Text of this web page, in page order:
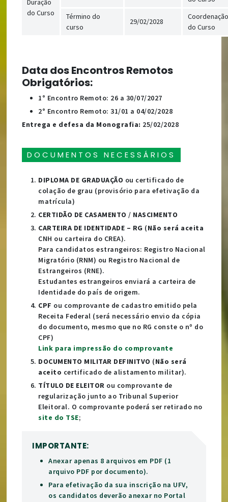
do Curso
Término do
curso
29/02/2028
do Curso
Data dos Encontros Remotos
Obrigatórios:
1° Encontro Remoto: 26 a 30/07/2027
2° Encontro Remoto: 31/01 a 04/02/2028
Entrega e defesa da Monografia: 25/02/2028
DOCUMENTOS NECESSÁRIOS
DIPLOMA DE GRADUAÇÃO ou certificado de
colação de grau (provisório para efetivação da
matrícula)
CERTIDÃO DE CASAMENTO / NASCIMENTO
CARTEIRA DE IDENTIDADE – RG (Não será aceita
CNH ou carteira do CREA).
Para candidatos estrangeiros: Registro Nacional
Migratório (RNM) ou Registro Nacional de
Estrangeiros (RNE).
Estudantes estrangeiros enviará a carteira de
Identidade do país de origem.
CPF ou comprovante de cadastro emitido pela
Receita Federal (será necessário envio da cópia
do documento, mesmo que no RG conste o nº do
CPF)
Link para impressão do comprovante
DOCUMENTO MILITAR DEFINITVO (Não será
aceito certificado de alistamento militar).
TÍTULO DE ELEITOR ou comprovante de
regularização junto ao Tribunal Superior
Eleitoral. O comprovante poderá ser retirado no
site do TSE;
IMPORTANTE:
Anexar apenas 8 arquivos em PDF (1
arquivo PDF por documento).
Para efetivação da sua inscrição na UFV,
os candidatos deverão anexar no Portal